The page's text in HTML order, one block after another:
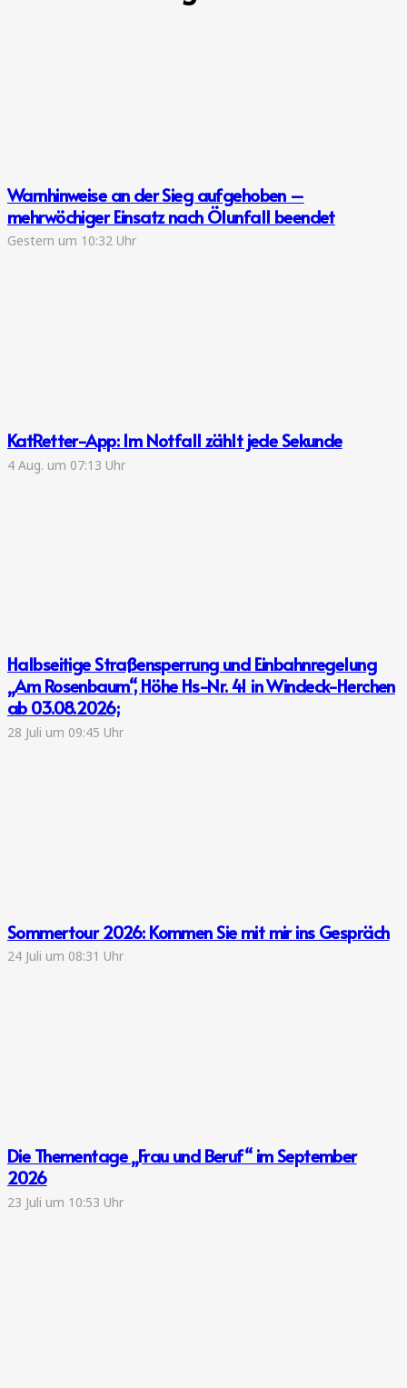
Warnhinweise an der Sieg aufgehoben –
mehrwöchiger Einsatz nach Ölunfall beendet
Gestern um 10:32 Uhr
KatRetter-App: Im Notfall zählt jede Sekunde
4 Aug. um 07:13 Uhr
Halbseitige Straßensperrung und Einbahnregelung
„Am Rosenbaum“, Höhe Hs-Nr. 41 in Windeck-Herchen
ab 03.08.2026;
28 Juli um 09:45 Uhr
Sommertour 2026: Kommen Sie mit mir ins Gespräch
24 Juli um 08:31 Uhr
Die Thementage „Frau und Beruf“ im September
2026
23 Juli um 10:53 Uhr